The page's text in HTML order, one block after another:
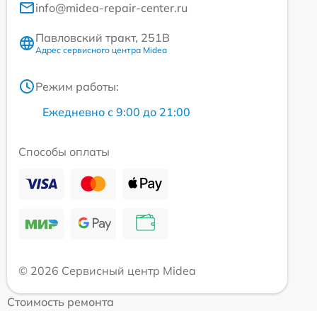
info@midea-repair-center.ru
Павловский тракт, 251В
Адрес сервисного центра Midea
Режим работы:
Ежедневно с 9:00 до 21:00
Способы оплаты
© 2026 Сервисный центр Midea
Стоимость ремонта